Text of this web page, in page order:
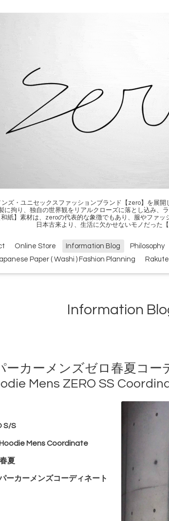
ズ・ユニセックスファッションブランド【zero】を展
に拘り、独自の世界観をリアルクローズに落とし込み、
紙】素材は、zeroの代表的な象徴でもあり、服やファッ
日本古来より、生活に欠かせないモノだった【
Online Store Information Blog Philosophy
Paper ( Washi ) Fashion Planning
Information
ーカーメンズゼロ春夏コー
Mens ZERO SS
S/S
Mens Coordinate
夏
ーカーメンズコーディネート